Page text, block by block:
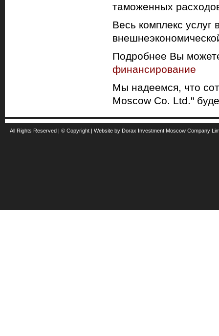
таможенных
Весь комплекс услуг
Подробнее Вы
финансирование
Мы надеемся, что
Moscow Co. Ltd."
All Rights Reserved | © Copyright | Website by Dorax Investment Moscow Company